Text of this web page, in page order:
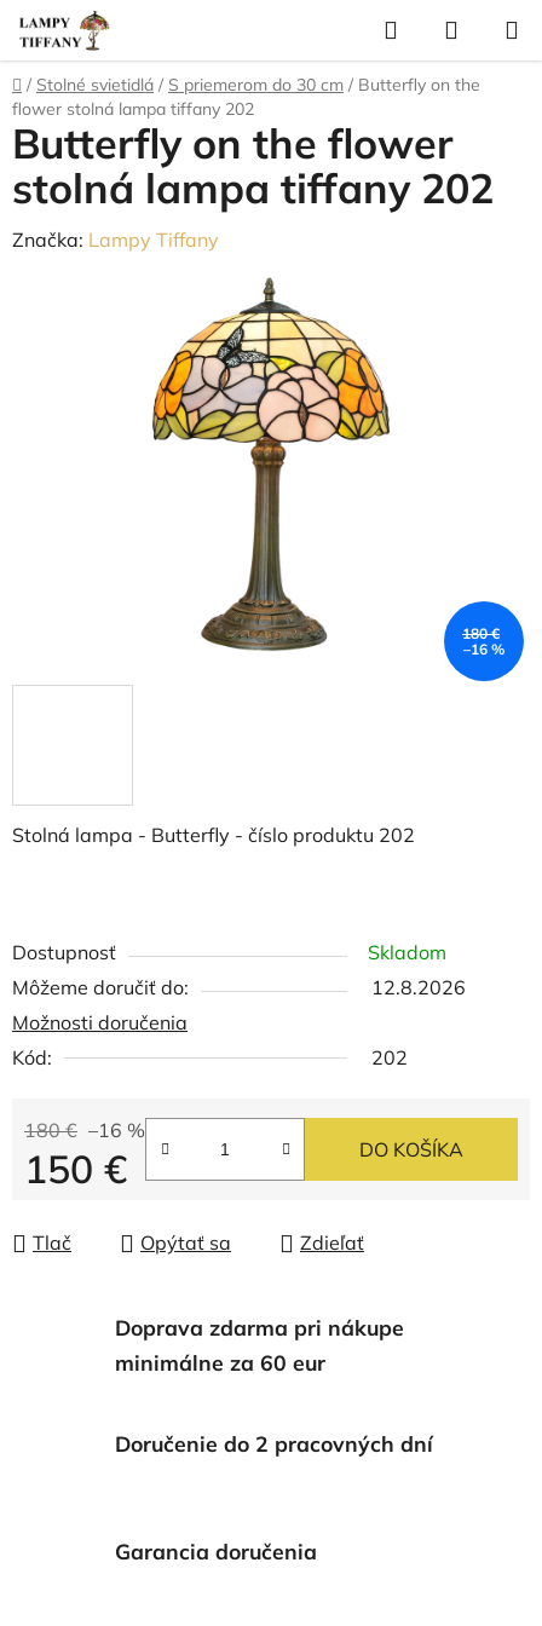
Prejsť
na
obsah
Hľadať
KOŠÍK
Domov
/ Stolné svietidlá / S priemerom do 30 cm / Butterfly on the
flower stolná lampa tiffany 202
Stolná lampa - Butterfly - číslo produktu 202
Dostupnosť
Skladom
Môžeme doručiť do:
12.8.2026
Možnosti doručenia
Kód:
202
180 € –16 %
150 € DO KOŠÍKA
Tlač Opýtať sa Zdieľať
Butterfly on the flower
stolná lampa tiffany 202
Značka: Lampy Tiffany
180 €
–16 %
Doprava zdarma pri nákupe
minimálne za 60 eur
Doručenie do 2 pracovných dní
Garancia doručenia